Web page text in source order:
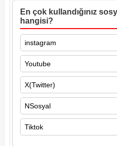
En çok kullandığınız
hangisi?
instagram
Youtube
X(Twitter)
NSosyal
Tiktok